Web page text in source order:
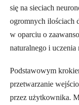
się na sieciach
ogromnych ilościach
w oparciu o
naturalnego i uczenia
Podstawowym
przetwarzanie
przez użytkownika.